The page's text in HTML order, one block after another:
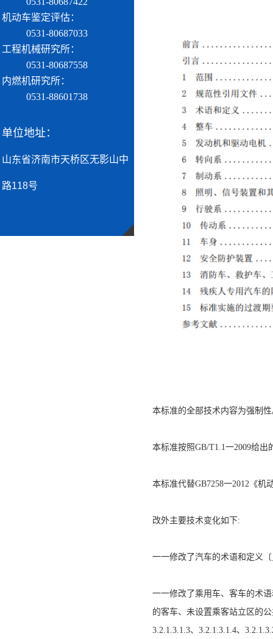
机动车鉴定评估：
0531-80687033
工程机械研究所：
0531-80687558
内燃机研究所：
0531-88601738
单位地址：
山东省济南市天桥区无影山中
路118号
本标准的全部技术内容为强制
本标准按照GB/T1.1一2009给出
本标准代替GB7258一2012《机
改外主要技术变化如下:
一一修改了汽车的术语和定义〔
一一修改了乘用车、客车的术
的客车、未设置乘客站立区的
3.2.1.3.1.3、3.2.1.3.1.4、